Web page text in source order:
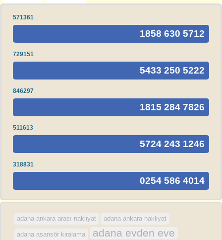
571361
1858 630 5712
729151
5433 250 5222
846297
1815 284 7826
511613
5724 243 1246
318831
0254 586 4014
adana ankara arası nakliyat adana ankara nakliyat
adana asansör kiralama adana evden eve